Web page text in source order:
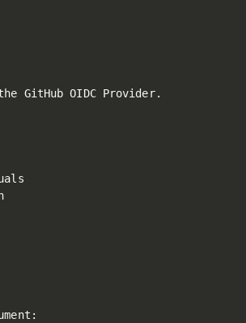
GitHub OIDC Provider.